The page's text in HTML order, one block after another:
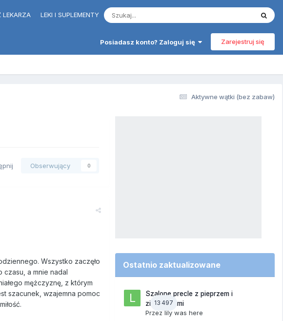
LEKARZA LEKI I SUPLEMENTY
Posiadasz konto? Zaloguj się Zarejestruj się
Aktywne wątki (bez zabaw)
Obserwujący 0
Wszystko zaczęło
czasu, a mnie nadal
mężczyznę, z którym
szacunek, wzajemna pomoc
Ostatnio zaktualizowane
13 497
Szalone precle z pieprzem i
ziemniakami
Przez lily was here